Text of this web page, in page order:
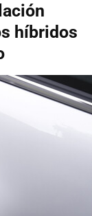
híbridos